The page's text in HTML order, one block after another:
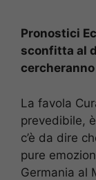
Pronostici
sconfitta al
La favola
prevedibile,
c’è da dire
pure
Germania al